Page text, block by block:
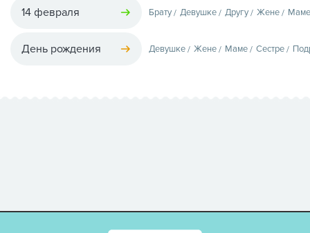
14 февраля Брату Девушке Другу Жене Маме
День рождения Девушке Жене Маме Сестре